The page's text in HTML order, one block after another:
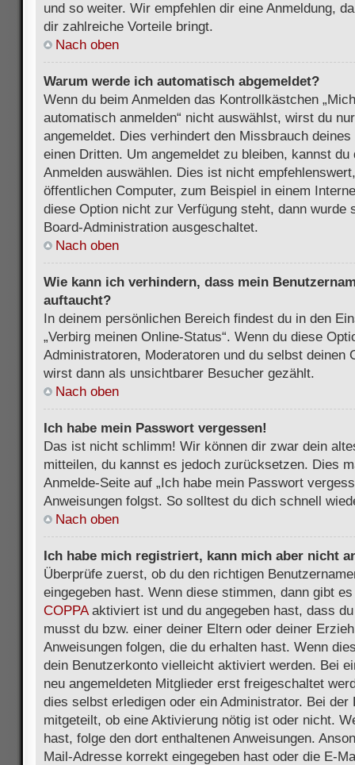
und so weiter. Wir empfehlen dir eine Anmeldung,
dir zahlreiche Vorteile bringt.
Nach oben
Warum werde ich automatisch abgemeldet?
Wenn du beim Anmelden das Kontrollkästchen
automatisch anmelden“ nicht auswählst, wirst du
angemeldet. Dies verhindert den Missbrauch
einen Dritten. Um angemeldet zu bleiben, kannst
Anmelden auswählen. Dies ist nicht
öffentlichen Computer, zum Beispiel in einem
diese Option nicht zur Verfügung steht, dann wurde
Board-Administration ausgeschaltet.
Nach oben
Wie kann ich verhindern, dass mein
auftaucht?
In deinem persönlichen Bereich findest du in den
„Verbirg meinen Online-Status“. Wenn du diese
Administratoren, Moderatoren und du selbst deinen
wirst dann als unsichtbarer Besucher gezählt.
Nach oben
Ich habe mein Passwort vergessen!
Das ist nicht schlimm! Wir können dir zwar dein
mitteilen, du kannst es jedoch zurücksetzen. Dies
Anmelde-Seite auf „Ich habe mein Passwort
Anweisungen folgst. So solltest du dich schnell
Nach oben
Ich habe mich registriert, kann mich aber nicht
Überprüfe zuerst, ob du den richtigen
eingegeben hast. Wenn diese stimmen, dann gibt
COPPAaktiviert ist und du angegeben hast, dass
musst du bzw. einer deiner Eltern oder deiner
Anweisungen folgen, die du erhalten hast. Wenn
dein Benutzerkonto vielleicht aktiviert werden. Bei
neu angemeldeten Mitglieder erst freigeschaltet
dies selbst erledigen oder ein Administrator. Bei der
mitgeteilt, ob eine Aktivierung nötig ist oder nicht.
hast, folge den dort enthaltenen Anweisungen.
Mail-Adresse korrekt eingegeben hast oder die E-